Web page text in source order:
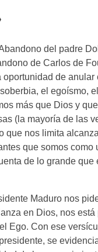
del padre
de Carlos de
oportunidad de anular
el egoísmo,
más que Dios y
(la mayoría de las
que nos limita
que somos como
de lo grande que
Maduro nos
en Dios, nos
Ego. Con ese
se